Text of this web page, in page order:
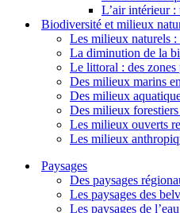
L’air intérieur
Biodiversité et milieux
Les milieux naturels
La diminution de la
Le littoral : des
Des milieux marins
Des milieux
Des milieux
Les milieux ouverts
Les milieux
Paysages
Des paysages
Les paysages des
Les paysages de l’eau